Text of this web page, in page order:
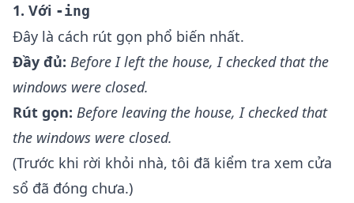
1. Với -ing
Đây là cách rút gọn phổ biến nhất.
Đầy đủ: BeforeI leftthe house, I checked that the
windows were closed.
Rút gọn: Before leaving the house, I checked that
the windows were closed.
(Trước khi rời khỏi nhà, tôi đã kiểm tra xem cửa
sổ đã đóng chưa.)